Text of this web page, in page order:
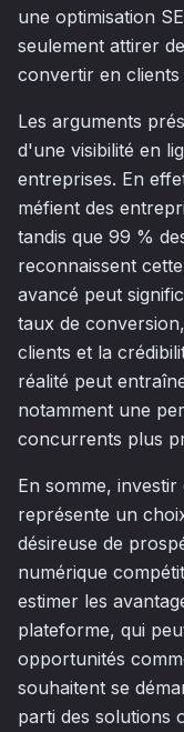
une optimisation
seulement attirer
convertir en clients
Les arguments
d'une visibilité en
entreprises. En
méfient des
tandis que 99 %
reconnaissent
avancé peut
taux de
clients et la
réalité peut
notamment une
concurrents plus
En somme,
représente un
désireuse de
numérique
estimer les
plateforme, qui
opportunités
souhaitent se
parti des solutions